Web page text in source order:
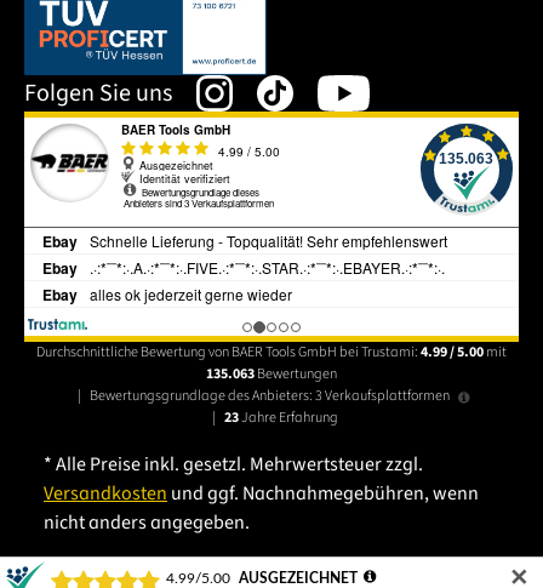
Dieser Link öffnet sich in einem neuen Tab.
Folgen Sie uns
Durchschnittliche Bewertung von BAER Tools GmbH bei Trustami:4.99 / 5.00mit
135.063Bewertungen
| Bewertungsgrundlage des Anbieters: 3 Verkaufsplattformen
| 23Jahre Erfahrung
* Alle Preise inkl. gesetzl. Mehrwertsteuer zzgl.
Versandkosten und ggf. Nachnahmegebühren, wenn
nicht anders angegeben.
✕